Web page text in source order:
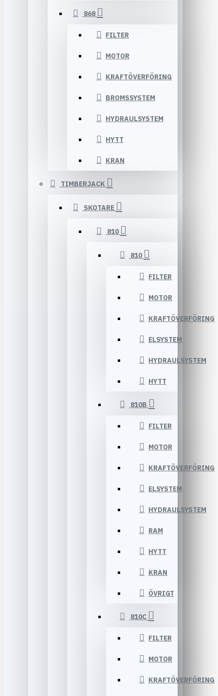
868
FILTER
MOTOR
KRAFTÖVERFÖRING
BROMSSYSTEM
HYDRAULSYSTEM
HYTT
KRAN
TIMBERJACK
SKOTARE
810
810
FILTER
MOTOR
KRAFTÖVERFÖRING
ELSYSTEM
HYDRAULSYSTEM
HYTT
810B
FILTER
MOTOR
KRAFTÖVERFÖRING
ELSYSTEM
HYDRAULSYSTEM
RAM
HYTT
KRAN
ÖVRIGT
810C
FILTER
MOTOR
KRAFTÖVERFÖRING